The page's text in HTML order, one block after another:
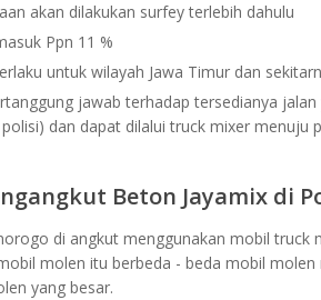
akan dilakukan surfey terlebih dahulu
Ppn 11 %
untuk wilayah Jawa Timur dan
jawab terhadap tersedianya
dan dapat dilalui truck mixer menuju
Beton Jayamix di
di angkut menggunakan mobil truck
molen itu berbeda - beda mobil molen
yang besar.